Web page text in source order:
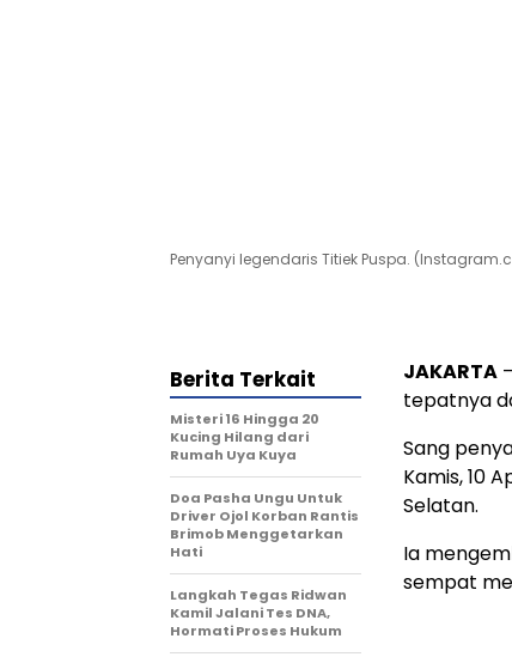
Penyanyi legendaris Titiek Puspa.
JAKARTA
tepatnya
Sang
Kamis, 10
Selatan.
Ia
sempat
Berita Terkait
Misteri 16 Hingga 20
Kucing Hilang dari
Rumah Uya Kuya
Doa Pasha Ungu Untuk
Driver Ojol Korban Rantis
Brimob Menggetarkan
Hati
Langkah Tegas Ridwan
Kamil Jalani Tes DNA,
Hormati Proses Hukum